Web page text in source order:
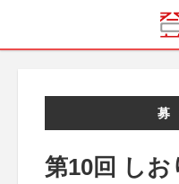
第10回 しお